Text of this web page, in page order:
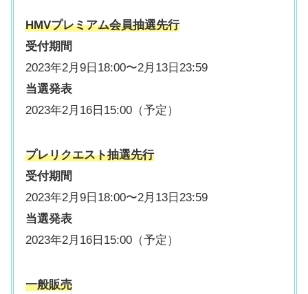
HMVプレミアム会員抽選先行
受付期間
2023年2月9日18:00〜2月13日23:59
当選発表
2023年2月16日15:00（予定）
プレリクエスト抽選先行
受付期間
2023年2月9日18:00〜2月13日23:59
当選発表
2023年2月16日15:00（予定）
一般販売